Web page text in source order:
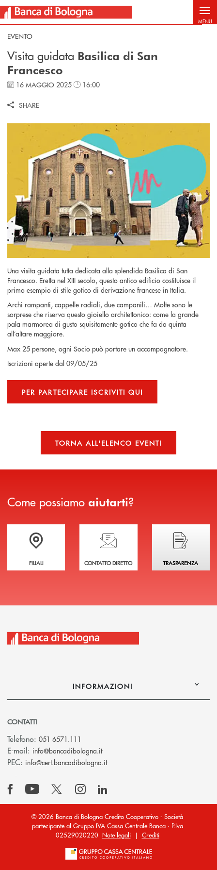
Salta al contenuto principale
MENU
EVENTO
Visita guidata Basilica di San
Francesco
16 MAGGIO 2025 16:00
SHARE
Una visita guidata tutta dedicata alla splendida Basilica di San
Francesco. Eretta nel XIII secolo, questo antico edificio costituisce il
primo esempio di stile gotico di derivazione francese in Italia.
Archi rampanti, cappelle radiali, due campanili… Molte sono le
sorprese che riserva questo gioiello architettonico: come la grande
pala marmorea di gusto squisitamente gotico che fa da quinta
all’altare maggiore.
Max 25 persone, ogni Socio può portare un accompagnatore.
Iscrizioni aperte dal 09/05/25
PER PARTECIPARE ISCRIVITI QUI
TORNA ALL'ELENCO EVENTI
Come possiamo aiutarti?
Trova la filiale più vicina a te
FILIALI
Hai bisogno di assistenza immediata?
CONTATTO DIRETTO
Hai bisogno di
TRASPARENZA
INFORMAZIONI
CONTATTI
Telefono: 051 6571.111
E-mail: info@bancadibologna.it(si apre l’app di posta elettronica)
PEC: info@cert.bancadibologna.it(si apre l’app di posta
© 2026 Banca di Bologna Credito Cooperativo - Società
partecipante al Gruppo IVA Cassa Centrale Banca · P.Iva
02529020220 Note legali| Crediti